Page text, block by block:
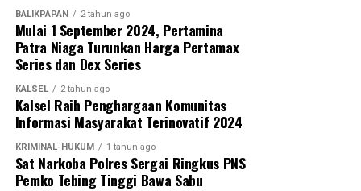
BALIKPAPAN 2 tahun ago
Mulai 1 September 2024, Pertamina
Patra Niaga Turunkan Harga Pertamax
Series dan Dex Series
KALSEL 2 tahun ago
Kalsel Raih Penghargaan Komunitas
Informasi Masyarakat Terinovatif 2024
KRIMINAL-HUKUM 1 tahun ago
Sat Narkoba Polres Sergai Ringkus PNS
Pemko Tebing Tinggi Bawa Sabu